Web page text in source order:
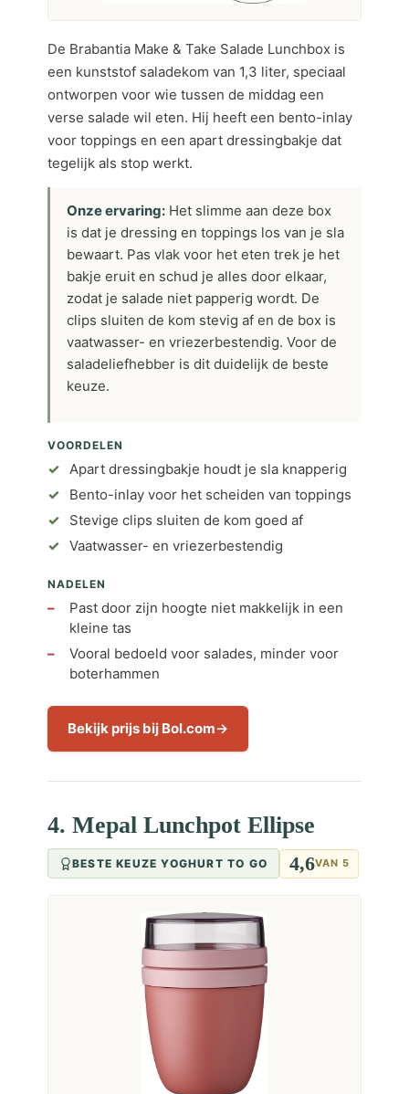
De Brabantia Make & Take Salade Lunchbox is
een kunststof saladekom van 1,3 liter, speciaal
ontworpen voor wie tussen de middag een
verse salade wil eten. Hij heeft een bento-inlay
voor toppings en een apart dressingbakje dat
tegelijk als stop werkt.
Onze ervaring: Het slimme aan deze box
is dat je dressing en toppings los van je sla
bewaart. Pas vlak voor het eten trek je het
bakje eruit en schud je alles door elkaar,
zodat je salade niet papperig wordt. De
clips sluiten de kom stevig af en de box is
vaatwasser- en vriezerbestendig. Voor de
saladeliefhebber is dit duidelijk de beste
keuze.
VOORDELEN
Apart dressingbakje houdt je sla knapperig
Bento-inlay voor het scheiden van toppings
Stevige clips sluiten de kom goed af
Vaatwasser- en vriezerbestendig
NADELEN
Past door zijn hoogte niet makkelijk in een
kleine tas
Vooral bedoeld voor salades, minder voor
boterhammen
Bekijk prijs bij Bol.com
4. Mepal Lunchpot Ellipse
BESTE KEUZE YOGHURT TO GO 4,6VAN 5